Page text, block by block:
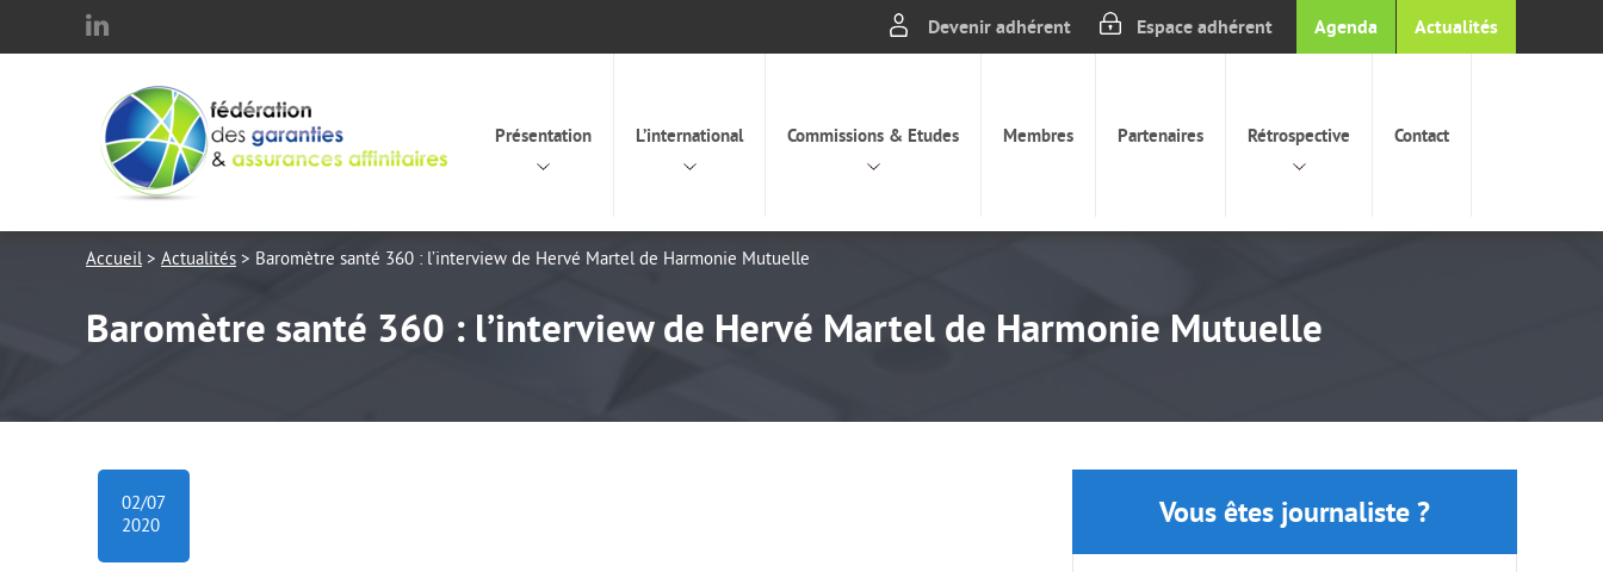
Aller au texte
Aller au menu
Actualités
Agenda
Espace adhérent
Devenir adhérent
contenu
Présentation
L’international Commissions & Etudes Membres Partenaires Rétrospective Contact
Accueil> Actualités > Baromètre santé 360 : l’interview de Hervé Martel de Harmonie Mutuelle
Baromètre santé 360 : l’interview de Hervé Martel de Harmonie Mutuelle
02/07
2020
Vous êtes journaliste ?